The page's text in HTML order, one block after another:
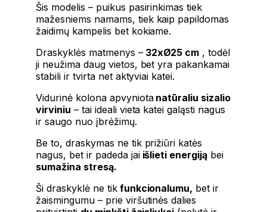
Šis modelis – puikus pasirinkimas tiek
mažesniems namams, tiek kaip papildomas
žaidimų kampelis bet kokiame.
Draskyklės matmenys –32xØ25 cm , todėl
ji neužima daug vietos, bet yra pakankamai
stabili ir tvirta net aktyviai katei.
Vidurinė kolona apvyniotanatūraliu sizalio
virviniu – tai ideali vieta katei galąsti nagus
ir saugo nuo įbrėžimų.
Be to, draskymas ne tik prižiūri katės
nagus, bet ir padeda jaiišlieti energiją bei
sumažina stresą.
Ši draskyklė ne tikfunkcionalumu, bet ir
žaismingumu – prie viršutinės dalies